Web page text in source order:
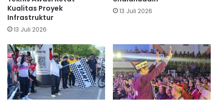
Kualitas Proyek
Infrastruktur
13 Juli 2026
13 Juli 2026